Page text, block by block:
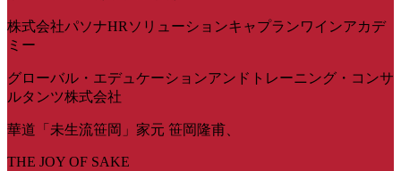
株式会社パソナHRソリューションキャプランワインアカデ
ミー
グローバル・エデュケーションアンドトレーニング・コンサ
ルタンツ株式会社
華道「未生流笹岡」家元 笹岡隆甫、
THE JOY OF SAKE